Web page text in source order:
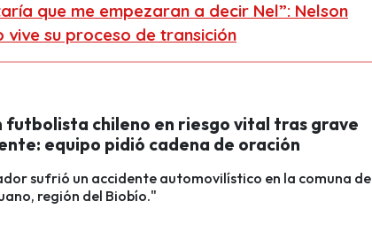
que me empezaran a decir Nel”: Nelson
su proceso de transición
futbolista chileno en riesgo vital tras grave
equipo pidió cadena de oración
sufrió un accidente automovilístico en la comuna de
región del Biobío."